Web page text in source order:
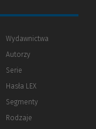
Wydawnictwa
Autorzy
Serie
Hasła LEX
Segmenty
Rodzaje